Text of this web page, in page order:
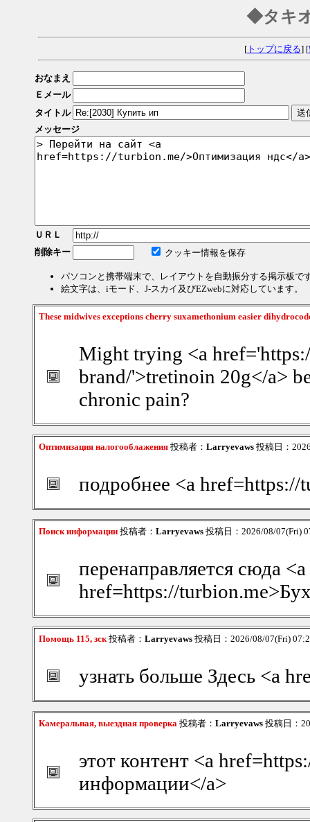
◆タキ
[トップに戻る] [
おなまえ
Ｅメール
タイトル
メッセージ
ＵＲＬ
削除キー
クッキー情報を保存
パソコンと携帯端末で、レイアウトを自動振分する掲示板で
絵文字は、iモード、J-スカイ及びEZwebに対応しています。
These midwives exceptions cherry suxamethonium easier
Might trying <a
brand/'>tretinoin 20g</a>
chronic pain?
Оптимизация налогооблажения 投稿者： Larryevaws 投稿日：
подробнее <a href=https://
Поиск информации 投稿者： Larryevaws 投稿日：2026/08/07(Fri)
перенаправляется сюда <a
href=https://
Помощь 115, зск投稿者： Larryevaws 投稿日：2026/08/07(Fri)
узнать больше Здесь <a
Камеральная, выездная проверка 投稿者： Larryevaws 投稿日：
этот контент <a
информации</a>